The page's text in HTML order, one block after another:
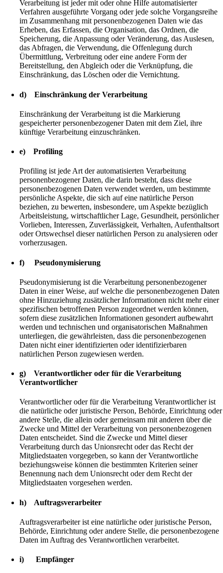
Verarbeitung ist jeder mit oder ohne Hilfe automatisierter
Verfahren ausgeführte Vorgang oder jede solche Vorgangsreihe
im Zusammenhang mit personenbezogenen Daten wie das
Erheben, das Erfassen, die Organisation, das Ordnen, die
Speicherung, die Anpassung oder Veränderung, das Auslesen,
das Abfragen, die Verwendung, die Offenlegung durch
Übermittlung, Verbreitung oder eine andere Form der
Bereitstellung, den Abgleich oder die Verknüpfung, die
Einschränkung, das Löschen oder die Vernichtung.
d) Einschränkung der Verarbeitung
Einschränkung der Verarbeitung ist die Markierung
gespeicherter personenbezogener Daten mit dem Ziel, ihre
künftige Verarbeitung einzuschränken.
e) Profiling
Profiling ist jede Art der automatisierten Verarbeitung
personenbezogener Daten, die darin besteht, dass diese
personenbezogenen Daten verwendet werden, um bestimmte
persönliche Aspekte, die sich auf eine natürliche Person
beziehen, zu bewerten, insbesondere, um Aspekte bezüglich
Arbeitsleistung, wirtschaftlicher Lage, Gesundheit, persönlicher
Vorlieben, Interessen, Zuverlässigkeit, Verhalten, Aufenthaltsort
oder Ortswechsel dieser natürlichen Person zu analysieren oder
vorherzusagen.
f) Pseudonymisierung
Pseudonymisierung ist die Verarbeitung personenbezogener
Daten in einer Weise, auf welche die personenbezogenen Daten
ohne Hinzuziehung zusätzlicher Informationen nicht mehr einer
spezifischen betroffenen Person zugeordnet werden können,
sofern diese zusätzlichen Informationen gesondert aufbewahrt
werden und technischen und organisatorischen Maßnahmen
unterliegen, die gewährleisten, dass die personenbezogenen
Daten nicht einer identifizierten oder identifizierbaren
natürlichen Person zugewiesen werden.
g) Verantwortlicher oder für die Verarbeitung
Verantwortlicher
Verantwortlicher oder für die Verarbeitung Verantwortlicher ist
die natürliche oder juristische Person, Behörde, Einrichtung oder
andere Stelle, die allein oder gemeinsam mit anderen über die
Zwecke und Mittel der Verarbeitung von personenbezogenen
Daten entscheidet. Sind die Zwecke und Mittel dieser
Verarbeitung durch das Unionsrecht oder das Recht der
Mitgliedstaaten vorgegeben, so kann der Verantwortliche
beziehungsweise können die bestimmten Kriterien seiner
Benennung nach dem Unionsrecht oder dem Recht der
Mitgliedstaaten vorgesehen werden.
h) Auftragsverarbeiter
Auftragsverarbeiter ist eine natürliche oder juristische Person,
Behörde, Einrichtung oder andere Stelle, die personenbezogene
Daten im Auftrag des Verantwortlichen verarbeitet.
i) Empfänger